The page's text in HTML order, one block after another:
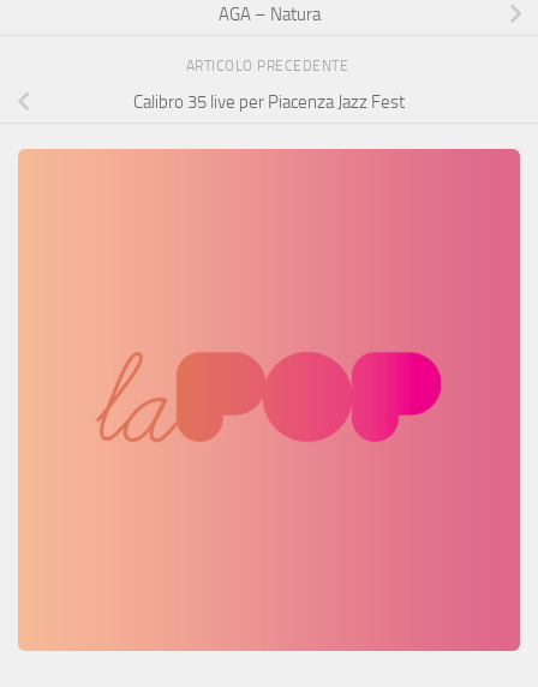
AGA – Natura
ARTICOLO PRECEDENTE
Calibro 35 live per Piacenza Jazz Fest